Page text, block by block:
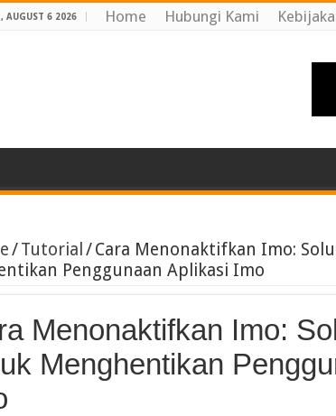
, AUGUST 6 2026 Home Hubungi Kami
/Tutorial /Cara Menonaktifkan Imo:
Penggunaan Aplikasi Imo
Menonaktifkan Imo:
Menghentikan